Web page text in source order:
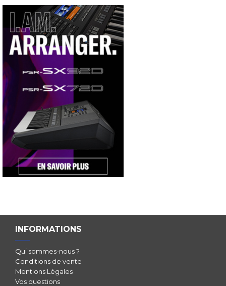
INFORMATIONS
Qui sommes-nous ?
Conditions de vente
Mentions Légales
Vos questions